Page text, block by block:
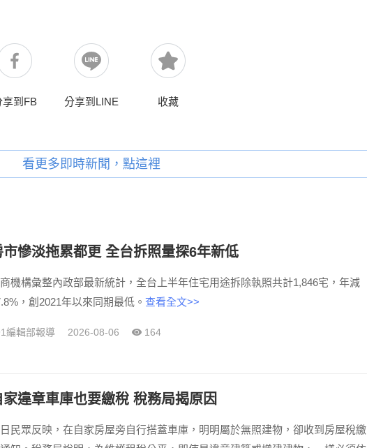
享到FB 分享到LINE 收藏
看更多即時新聞，點這裡
市慘淡拖累都更 全台拆照量探6年新低
機構彙整內政部最新統計，全台上半年住宅用途拆除執照共計1,846宅，年減
，創2021年以來同期最低。 查看全文>>
編輯部報導 2026-08-06 164
家違章車庫也要繳稅 稅務局揭原因
民眾反映，在自家房屋旁自行搭蓋車庫，明明屬於無照建物，卻收到房屋稅繳